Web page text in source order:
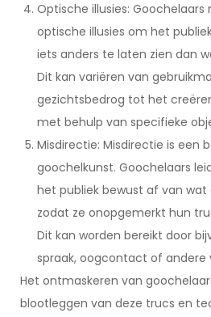
Optische illusies: Goochelaars
optische illusies om het
iets anders te laten zien dan
Dit kan variëren van
gezichtsbedrog tot het
met behulp van specifieke
Misdirectie: Misdirectie is een
goochelkunst. Goochelaars
het publiek bewust af van wat
zodat ze onopgemerkt hun
Dit kan worden bereikt door
spraak, oogcontact of andere
Het ontmaskeren van
blootleggen van deze trucs en